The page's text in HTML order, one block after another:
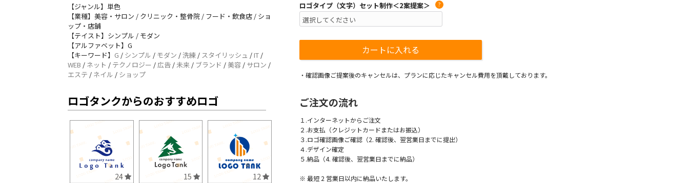
【ジャンル】単色
【業種】美容・サロン / クリニック・整骨院 / フード・飲食店 / ショ
ップ・店舗
【テイスト】シンプル / モダン
【アルファベット】G
【キーワード】 G / シンプル / モダン /洗練 / スタイリッシュ /IT /
WEB / ネット / テクノロジー / 広告 / 未来 / ブランド /美容 / サロン /
エステ / ネイル / ショップ
ロゴタンクからのおすすめロゴ
24 15 12
ロゴタイプ（文字）セット制作＜2案提案＞ ?
・確認画像ご提案後のキャンセルは、プランに応じたキャンセル費用を頂戴しております。
ご注文の流れ
１.インターネットからご注文
２.お支払（クレジットカードまたはお振込）
３.ロゴ確認画像ご確認（2. 確認後、翌営業日までに提出）
４.デザイン確定
５.納品（4. 確認後、翌営業日までに納品）
※ 最短 2 営業日以内に納品いたします。